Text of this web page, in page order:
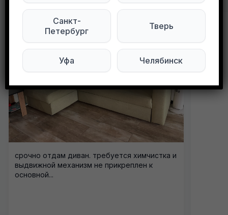
срочно отдам диван. требуется химчистка и
выдвижной механизм не прикреплен к
основной...
Санкт-
Петербург
Тверь
Уфа Челябинск